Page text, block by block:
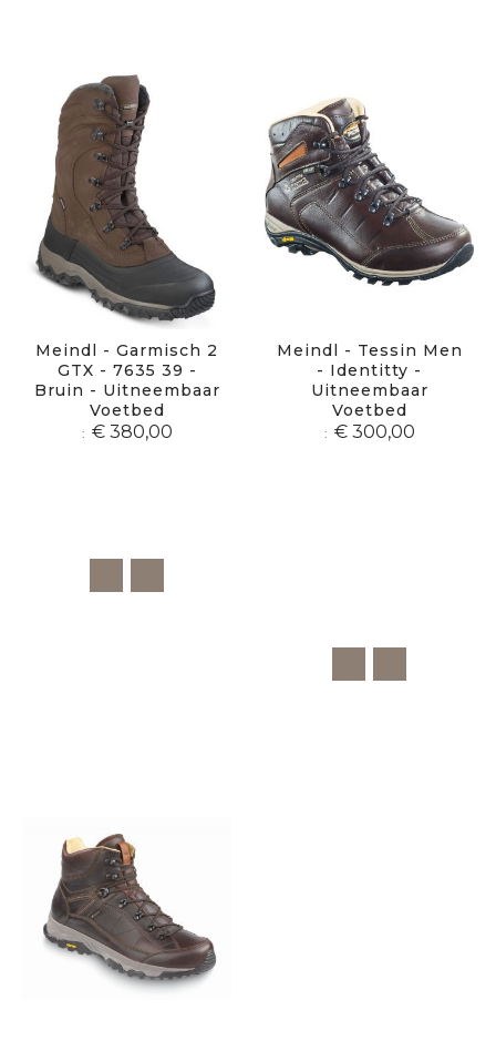
Meindl - Garmisch 2
GTX - 7635 39 -
Bruin - Uitneembaar
Voetbed
€ 380,00
Meindl - Tessin Men
- Identitty -
Uitneembaar
Voetbed
€ 300,00